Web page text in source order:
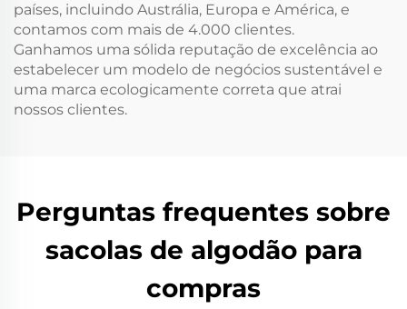
países, incluindo Austrália, Europa e América, e
contamos com mais de 4.000 clientes.
Ganhamos uma sólida reputação de excelência ao
estabelecer um modelo de negócios sustentável e
uma marca ecologicamente correta que atrai
nossos clientes.
Perguntas frequentes sobre
sacolas de algodão para
compras